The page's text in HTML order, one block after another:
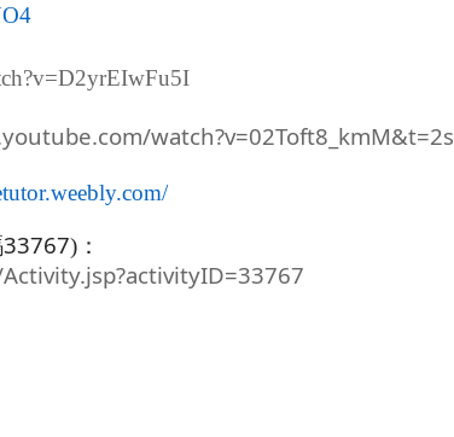
watch?v=02Toft8_kmM&t=2s
33767) ：